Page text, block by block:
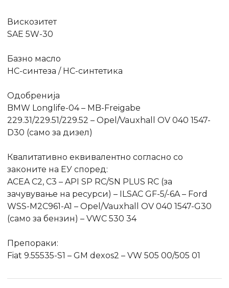
Вискозитет
SAE 5W-30
Базно масло
HC-синтеза / HC-синтетика
Одобренија
BMW Longlife-04 – MB-Freigabe
229.31/229.51/229.52 – Opel/Vauxhall OV 040 1547-
D30 (само за дизел)
Квалитативно еквивалентно согласно со
законите на ЕУ според:
ACEA C2, C3 – API SP RC/SN PLUS RC (за
зачувување на ресурси) – ILSAC GF-5/-6A – Ford
WSS-M2C961-A1 – Opel/Vauxhall OV 040 1547-G30
(само за бензин) – VWC 530 34
Препораки:
Fiat 9.55535-S1 – GM dexos2 – VW 505 00/505 01